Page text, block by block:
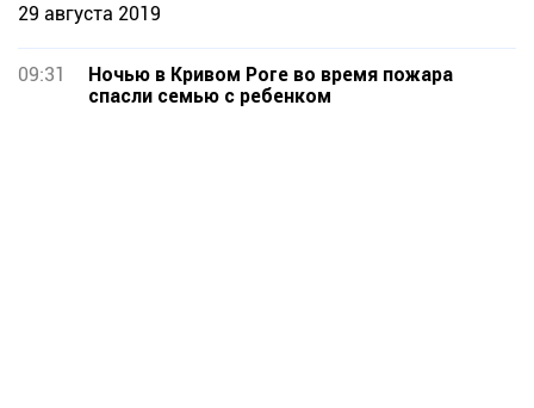
29 августа 2019
09:31
Ночью в Кривом Роге во время пожара
спасли семью с ребенком